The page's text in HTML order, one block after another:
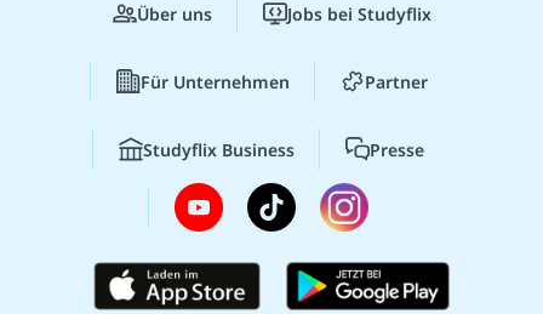
Über uns Jobs bei Studyflix
Für Unternehmen Partner
Studyflix Business Presse